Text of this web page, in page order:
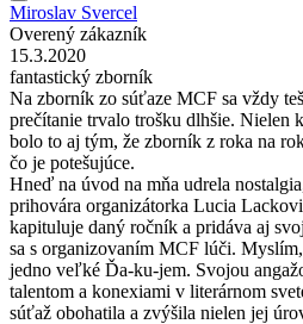
Miroslav Svercel
Overený zákazník
15.3.2020
fantastický zborník
Na zborník zo súťaze MCF sa vždy
prečítanie trvalo trošku dlhšie. Nielen
bolo to aj tým, že zborník z roka na
čo je potešujúce.
Hneď na úvod na mňa udrela
prihovára organizátorka Lucia
kapituluje daný ročník a pridáva aj
sa s organizovaním MCF lúči.
jedno veľké Ďa-ku-jem. Svojou
talentom a konexiami v literárnom
súťaž obohatila a zvýšila nielen jej